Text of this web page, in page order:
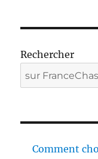
Rechercher
Comment